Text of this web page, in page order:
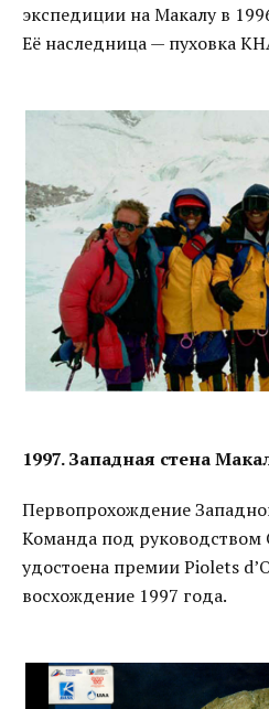
экспедиции на Макалу в
Её наследница — пуховка
1997. Западная стена
Первопрохождение
Команда под руководством
удостоена премии Piolets
восхождение 1997 года.